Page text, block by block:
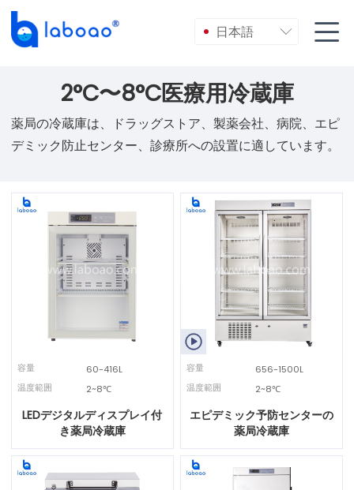
日本語  
2°C〜8°C医療用冷蔵庫
薬局の冷蔵庫は、ドラッグストア、製薬会社、病院、エピ
デミック防止センター、診療所への設置に適しています。
容量
60-416L
温度範囲
2~8℃
LEDデジタルディスプレイ付
き薬局冷蔵庫

容量
656-1500L
温度範囲
2~8℃
エピデミック予防センターの
薬局冷蔵庫